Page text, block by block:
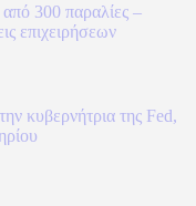
300 παραλίες –
επιχειρήσεων
κυβερνήτρια της Fed,